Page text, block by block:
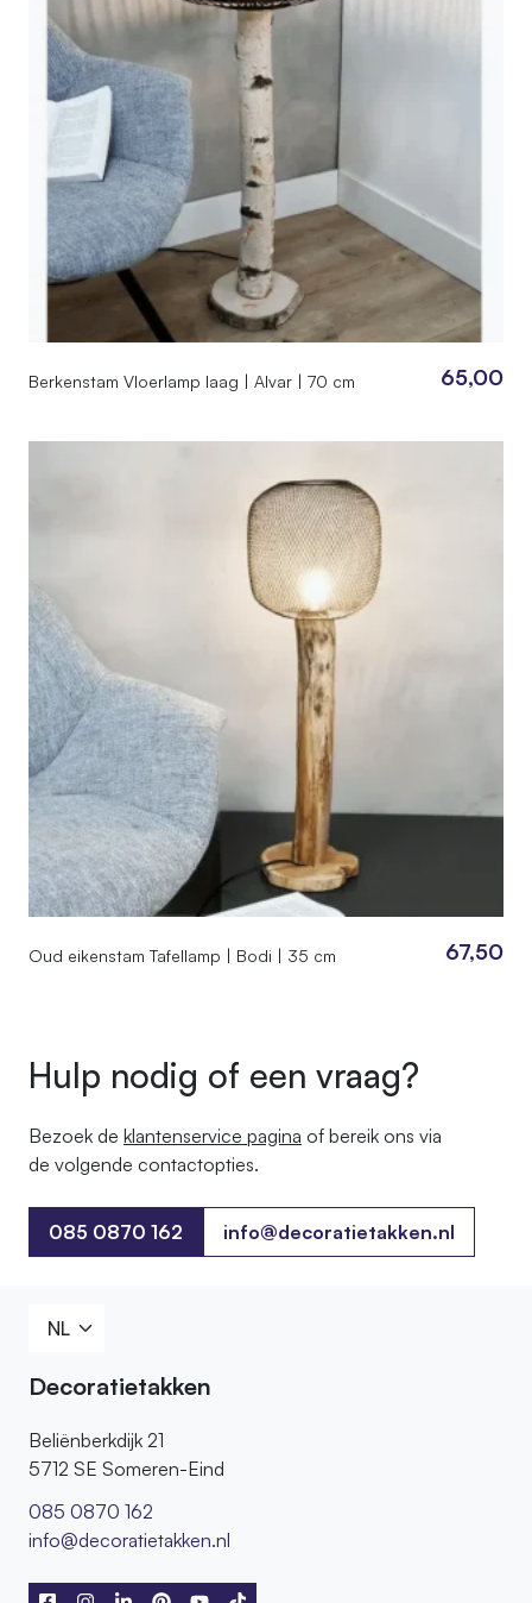
Berkenstam Vloerlamp laag | Alvar | 70 cm 65,00
Oud eikenstam Tafellamp | Bodi | 35 cm 67,50
Hulp nodig of een vraag?
Bezoek de klantenservice pagina of bereik ons ​​via
de volgende contactopties.
085 0870 162
085 0870 162
info@decoratietakken.nl
Decoratietakken
Beliënberkdijk 21
5712 SE Someren-Eind
085 0870 162
info@decoratietakken.nl